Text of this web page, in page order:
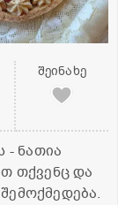
შეინახე
- ნათია
თქვენც და